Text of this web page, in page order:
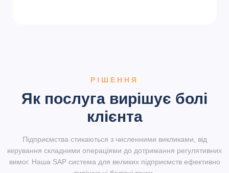
РІШЕННЯ
Як послуга вирішує болі
клієнта
Підприємства стикаються з численними викликами, від
керування складними операціями до дотримання регулятивних
вимог. Наша SAP система для великих підприємств ефективно